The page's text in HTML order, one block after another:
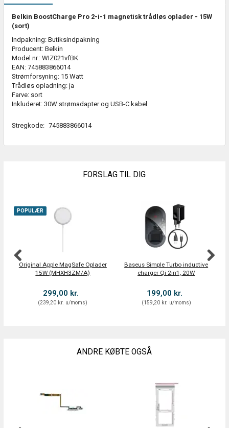
Belkin BoostCharge Pro 2-i-1 magnetisk trådløs oplader - 15W
(sort)
Indpakning: Butiksindpakning
Producent: Belkin
Model nr.: WIZ021vfBK
EAN: 745883866014
Strømforsyning: 15 Watt
Trådløs opladning: ja
Farve: sort
Inkluderet: 30W strømadapter og USB-C kabel
Stregkode: 745883866014
FORSLAG TIL DIG
POPULÆR
Original Apple MagSafe Oplader
15W (MHXH3ZM/A)
299,00 kr.
(239,20 kr. u/moms)
Baseus Simple Turbo inductive
charger Qi 2in1, 20W
199,00 kr.
(159,20 kr. u/moms)
ANDRE KØBTE OGSÅ